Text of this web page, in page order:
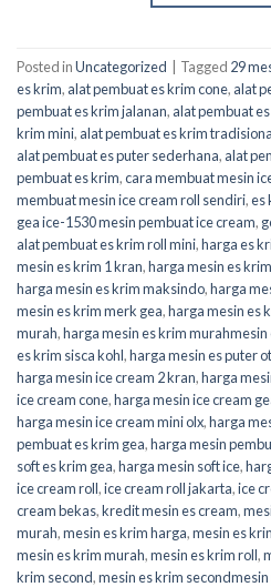
Posted inUncategorized Tagged 29
es krim, alat pembuat es krim cone, alat
pembuat es krim jalanan, alat pembuat
krim mini, alat pembuat es krim
alat pembuat es puter sederhana, alat
pembuat es krim,cara membuat mesin
membuat mesin ice cream roll sendiri,es
gea ice-1530 mesin pembuat ice cream,
alat pembuat es krim roll mini,harga es
mesin es krim 1 kran,harga mesin es
harga mesin es krim maksindo,harga
mesin es krim merk gea,harga mesin es
murah,harga mesin es krim
es krim sisca kohl,harga mesin es puter
harga mesin ice cream 2 kran,harga
ice cream cone,harga mesin ice cream
harga mesin ice cream mini olx,harga
pembuat es krim gea,harga mesin
soft es krim gea,harga mesin soft ice,
ice cream roll,ice cream roll jakarta,ice
cream bekas,kredit mesin es cream,
murah,mesin es krim harga,mesin es
mesin es krim murah,mesin es krim roll,
krim second,mesin es krim